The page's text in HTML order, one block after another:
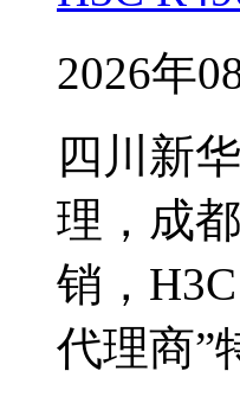
2026年
四川新
理，成
销，
代理商”